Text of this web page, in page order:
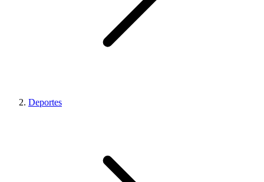
Deportes